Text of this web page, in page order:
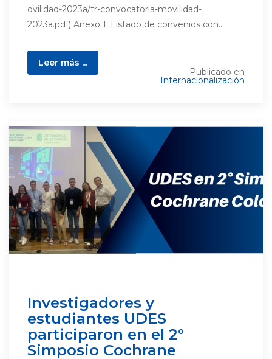
ovilidad-2023a/tr-convocatoria-movilidad-
2023a.pdf) Anexo 1. Listado de convenios con...
Leer más ...
Publicado en
Internacionalización
Investigadores y
estudiantes UDES
participaron en el 2°
Simposio Cochrane